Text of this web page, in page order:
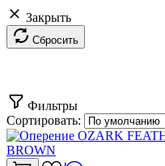
Закрыть
Сбросить
Фильтры
Сортировать: